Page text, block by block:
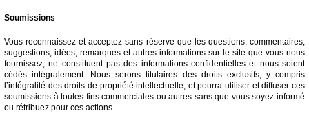
Soumissions
Vous reconnaissez et acceptez sans réserve que les questions, commentaires,
suggestions, idées, remarques et autres informations sur le site que vous nous
fournissez, ne constituent pas des informations confidentielles et nous soient
cédés intégralement. Nous serons titulaires des droits exclusifs, y compris
l’intégralité des droits de propriété intellectuelle, et pourra utiliser et diffuser ces
soumissions à toutes fins commerciales ou autres sans que vous soyez informé
ou rétribuez pour ces actions.